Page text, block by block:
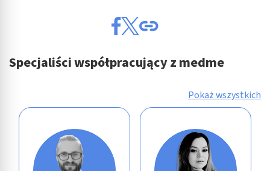
Specjaliści współpracujący z medme
Pokaż wszystkich